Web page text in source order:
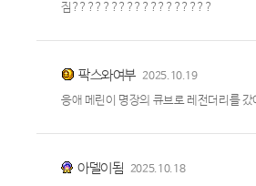
짐??????????????????
팍스와여부 2025.10.19
응애 메린이 명장의 큐브로 레전더리를 갔
아델이됨 2025.10.18